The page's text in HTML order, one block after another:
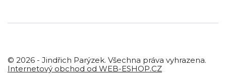
© 2026 - Jindřich Parýzek. Všechna práva vyhrazena.
Internetový obchod od WEB-ESHOP.CZ